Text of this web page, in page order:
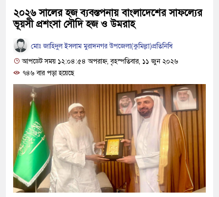
২০২৬ সালের হজ ব্যবস্তপনায় বাংলাদেশের সাফল্যের
ভূয়সী প্রশংসা সৌদি হজ ও উমরাহ
মোঃ জাহিদুল ইসলাম মুরাদনগর উপজেলা(কুমিল্লা)প্রতিনিধি
আপডেট সময় ১২:০৪:৫৪ অপরাহ্ন, বৃহস্পতিবার, ১১ জুন ২০২৬
৭৪৬ বার পড়া হয়েছে